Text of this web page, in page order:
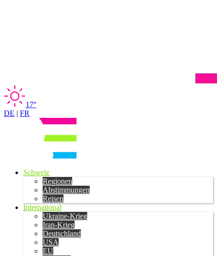
17°
DE | FR
Schweiz
Regionen
Abstimmungen
Reisen
International
Ukraine-Krieg
Iran-Krieg
Deutschland
USA
EU